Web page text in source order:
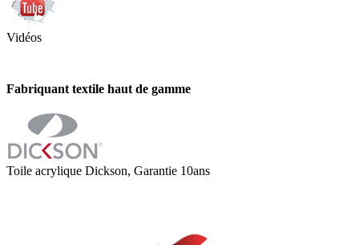
Vidéos
Fabriquant textile haut de gamme
Toile acrylique Dickson, Garantie 10ans